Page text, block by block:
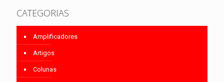
CATEGORIAS
Amplificadores
Artigos
Colunas